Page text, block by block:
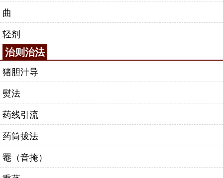
曲
轻剂
治则治法
猪胆汁导
熨法
药线引流
药筒拔法
罨（音掩）